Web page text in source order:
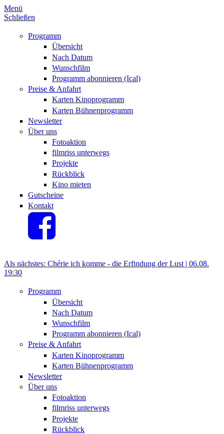
Menü
Schließen
Programm
Übersicht
Nach Datum
Wunschfilm
Programm abonnieren (Ical)
Preise & Anfahrt
Karten Kinoprogramm
Karten Bühnenprogramm
Newsletter
Über uns
Fotoaktion
filmriss unterwegs
Projekte
Rückblick
Kino mieten
Gutscheine
Kontakt
Als nächstes: Chérie ich komme - die Erfindung der Lust | 06.08.
19:30
Programm
Übersicht
Nach Datum
Wunschfilm
Programm abonnieren (Ical)
Preise & Anfahrt
Karten Kinoprogramm
Karten Bühnenprogramm
Newsletter
Über uns
Fotoaktion
filmriss unterwegs
Projekte
Rückblick